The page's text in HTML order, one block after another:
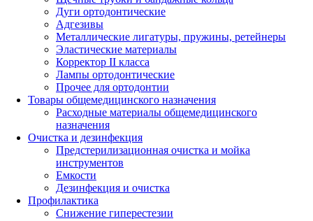
Дуги ортодонтические
Адгезивы
Металлические лигатуры, пружины, ретейнеры
Эластические материалы
Корректор II класса
Лампы ортодонтические
Прочее для ортодонтии
Товары общемедицинского назначения
Расходные материалы общемедицинского
назначения
Очистка и дезинфекция
Предстерилизационная очистка и мойка
инструментов
Емкости
Дезинфекция и очистка
Профилактика
Снижение гиперестезии